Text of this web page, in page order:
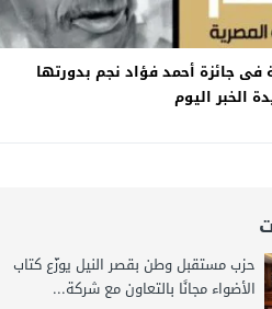
فى جائزة أحمد فؤاد نجم بدورتها
الخبر اليوم
حزب مستقبل وطن بقصر النيل يوزّع كتاب
الأضواء مجانًا بالتعاون مع شركة...